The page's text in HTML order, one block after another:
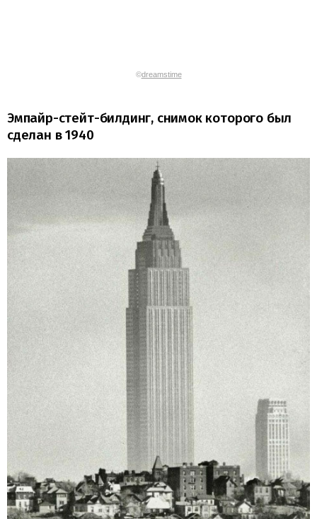
©dreamstime
Эмпайр-стейт-билдинг, снимок которого был
сделан в 1940